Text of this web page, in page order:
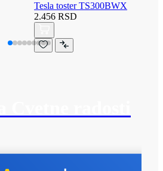
Tesla toster TS300BWX
2.456 RSD